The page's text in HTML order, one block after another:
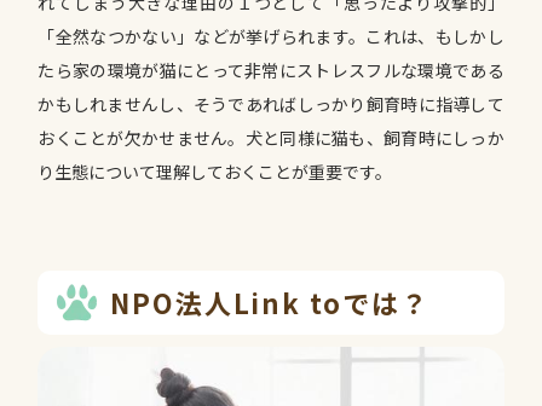
「全然なつかない」などが挙げられます。これは、もしかし
たら家の環境が猫にとって非常にストレスフルな環境である
かもしれませんし、そうであればしっかり飼育時に指導して
おくことが欠かせません。犬と同様に猫も、飼育時にしっか
り生態について理解しておくことが重要です。
NPO法人Link toでは？